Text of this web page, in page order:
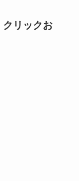
クリックお